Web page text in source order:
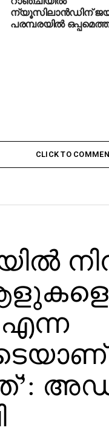
ന്യൂസിലാന്‍ഡിന്
പരമ്പരയില്‍
CLICK TO
എന്ന